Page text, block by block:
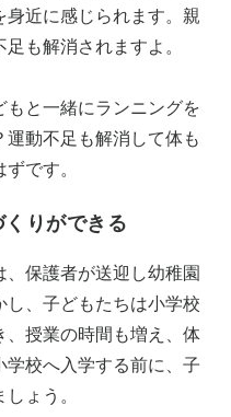
身近に感じられます。親
も解消されますよ。
と一緒にランニングを
動不足も解消して体も
です。
りができる
保護者が送迎し幼稚園
し、子どもたちは小学校
、授業の時間も増え、体
学校へ入学する前に、子
ょう。